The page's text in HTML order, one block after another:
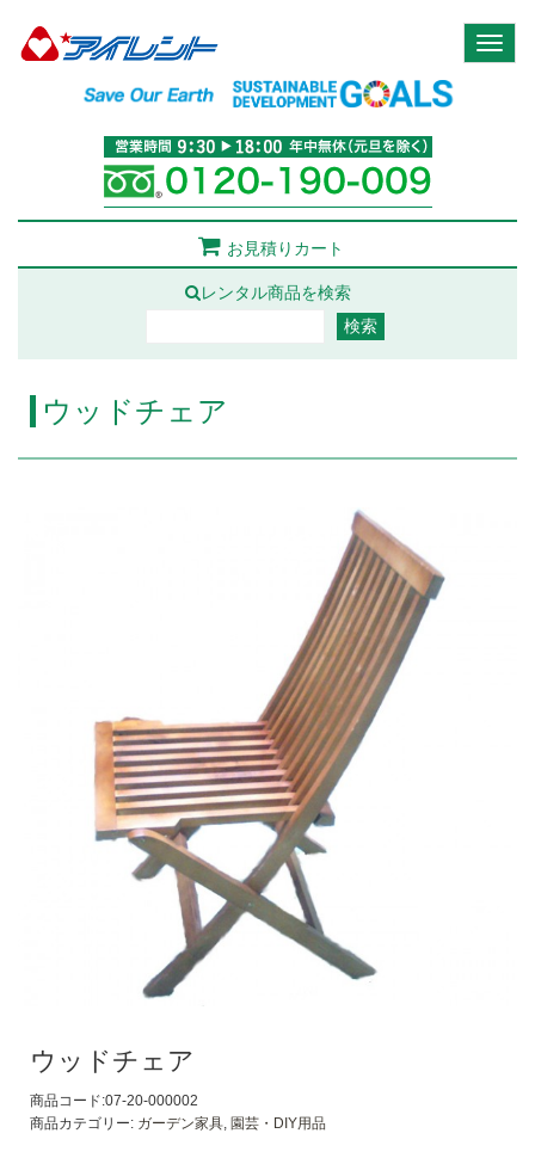
お見積りカート
レンタル商品を検索
ウッドチェア
ウッドチェア
商品コード:07-20-000002
商品カテゴリー: ガーデン家具 園芸・DIY用品